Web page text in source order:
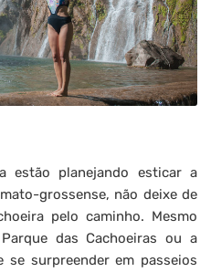
estão planejando esticar a
grossense, não deixe de
pelo caminho. Mesmo
das Cachoeiras ou a
se surpreender em passeios